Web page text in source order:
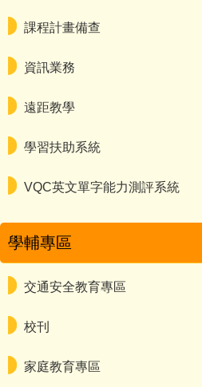
課程計畫備查
資訊業務
遠距教學
學習扶助系統
VQC英文單字能力測評系統
學輔專區
交通安全教育專區
校刊
家庭教育專區